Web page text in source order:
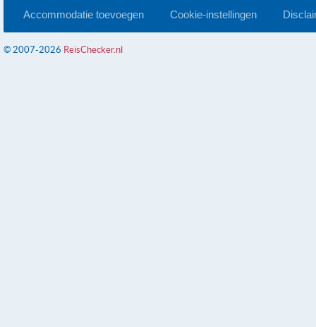
Accommodatie toevoegen Cookie-instellingen
© 2007-2026 ReisChecker.nl